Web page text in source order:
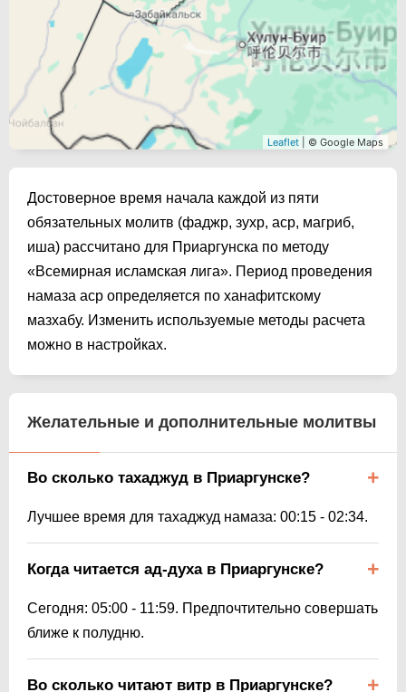
Leaflet | © Google Maps
Достоверное время начала каждой из пяти
обязательных молитв (фаджр, зухр, аср, магриб,
иша) рассчитано для Приаргунска по методу
«Всемирная исламская лига». Период проведения
намаза аср определяется по ханафитскому
мазхабу. Изменить используемые методы расчета
можно в настройках.
Желательные и дополнительные молитвы
Во сколько тахаджуд в Приаргунске?
Лучшее время для тахаджуд намаза: 00:15 - 02:34.
Когда читается ад-духа в Приаргунске?
Сегодня: 05:00 - 11:59. Предпочтительно совершать
ближе к полудню.
Во сколько читают витр в Приаргунске?